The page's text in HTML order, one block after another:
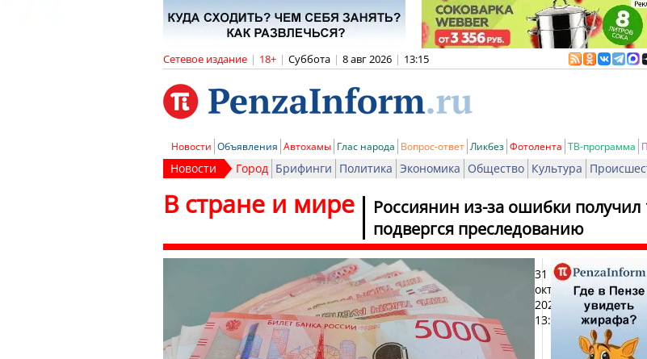
Сетевое издание | 18+ | Суббота | 8 авг 2026 | 13:15
Новости Объявления Автохамы Глас народа Вопрос-ответ Ликбез Фотолента ТВ-программа
Новости Город Брифинги Политика Экономика Общество Культура
Россиянин из-за ошибки
подвергся преследованию
В стране и мире
31
октября
2025,
13:50